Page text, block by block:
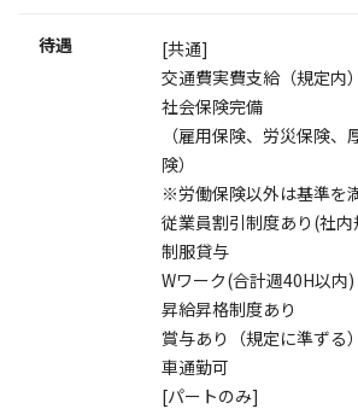
待遇
[共通]
交通費実費支給（規定内）
社会保険完備
（雇用保険、労災保険
険）
※労働保険以外は基準を
従業員割引制度あり(社
制服貸与
Wワーク(合計週40H以内)
昇給昇格制度あり
賞与あり（規定に準ずる）
車通勤可
[パートのみ]